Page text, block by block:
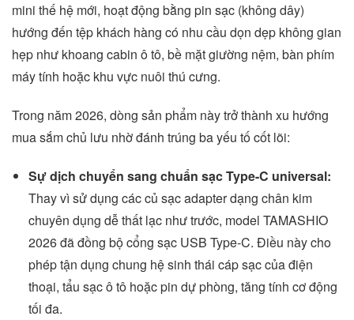
mini thế hệ mới, hoạt động bằng pin sạc (không dây)
hướng đến tệp khách hàng có nhu cầu dọn dẹp không gian
hẹp như khoang cabin ô tô, bề mặt giường nệm, bàn phím
máy tính hoặc khu vực nuôi thú cưng.
Trong năm 2026, dòng sản phẩm này trở thành xu hướng
mua sắm chủ lưu nhờ đánh trúng ba yếu tố cốt lõi:
Sự dịch chuyển sang chuẩn sạc Type-C universal:
Thay vì sử dụng các củ sạc adapter dạng chân kim
chuyên dụng dễ thất lạc như trước, model TAMASHIO
2026 đã đồng bộ cổng sạc USB Type-C. Điều này cho
phép tận dụng chung hệ sinh thái cáp sạc của điện
thoại, tẩu sạc ô tô hoặc pin dự phòng, tăng tính cơ động
tối đa.